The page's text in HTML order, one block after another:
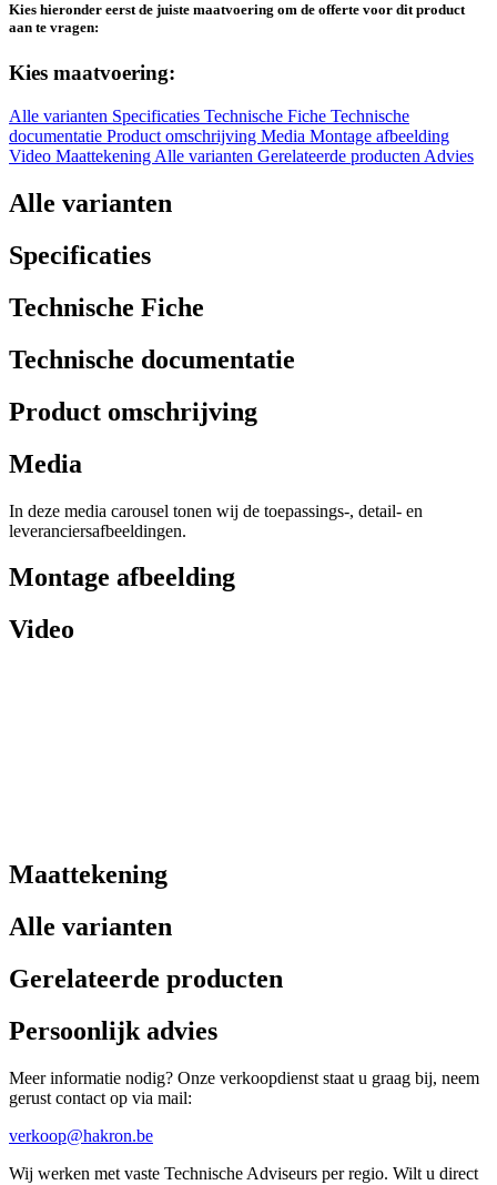
Kies hieronder eerst de juiste maatvoering om de offerte voor dit product
aan te vragen:
Kies maatvoering:
Alle varianten Specificaties Technische Fiche Technische
documentatie Product omschrijving Media Montage afbeelding
Video Maattekening Alle varianten Gerelateerde producten Advies
Alle varianten
Specificaties
Technische Fiche
Technische documentatie
Product omschrijving
Media
In deze media carousel tonen wij de toepassings-, detail- en
leveranciersafbeeldingen.
Montage afbeelding
Video
Maattekening
Alle varianten
Gerelateerde producten
Persoonlijk advies
Meer informatie nodig? Onze verkoopdienst staat u graag bij, neem
gerust contact op via mail:
verkoop@hakron.be
Wij werken met vaste Technische Adviseurs per regio. Wilt u direct